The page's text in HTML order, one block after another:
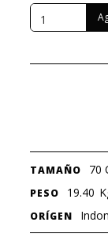
TAMAÑO 70
PESO 19.40
ORÍGEN